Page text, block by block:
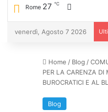
Rome 27 ℃
venerdì, Agosto 7 2026
Home / Blog /
PER LA CARENZA DI
BUROCRATICI E AL
Blog